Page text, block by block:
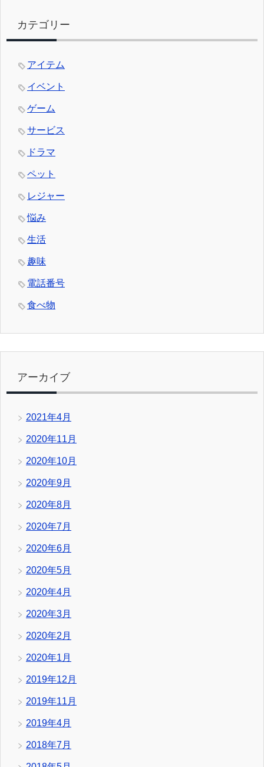
カテゴリー
アイテム
イベント
ゲーム
サービス
ドラマ
ペット
レジャー
悩み
生活
趣味
電話番号
食べ物
アーカイブ
2021年4月
2020年11月
2020年10月
2020年9月
2020年8月
2020年7月
2020年6月
2020年5月
2020年4月
2020年3月
2020年2月
2020年1月
2019年12月
2019年11月
2019年4月
2018年7月